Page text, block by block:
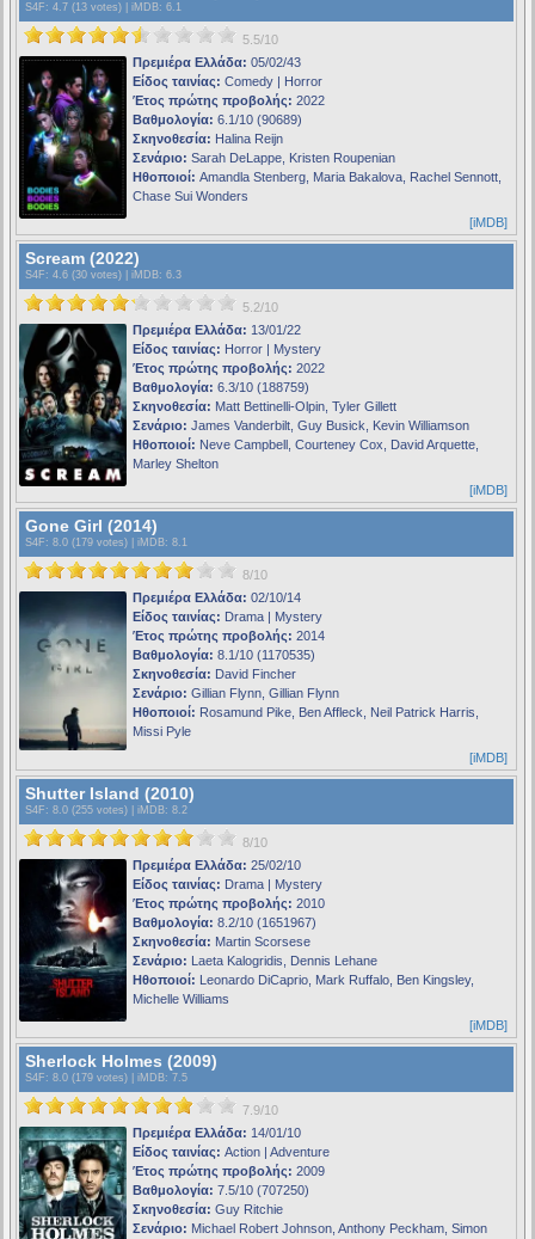
S4F : 4.7 (13 votes) | iMDB: 6.1
5.5/10
Πρεμιέρα Ελλάδα: 05/02/43
Είδος ταινίας: Comedy | Horror
Έτος πρώτης προβολής: 2022
Βαθμολογία: 6.1/10 (90689)
Σκηνοθεσία: Halina Reijn
Σενάριο: Sarah DeLappe, Kristen Roupenian
Ηθοποιοί: Amandla Stenberg, Maria Bakalova, Rachel Sennott,
Chase Sui Wonders
[iMDB]
Scream (2022)
S4F : 4.6 (30 votes) | iMDB: 6.3
5.2/10
Πρεμιέρα Ελλάδα: 13/01/22
Είδος ταινίας: Horror | Mystery
Έτος πρώτης προβολής: 2022
Βαθμολογία: 6.3/10 (188759)
Σκηνοθεσία: Matt Bettinelli-Olpin, Tyler Gillett
Σενάριο: James Vanderbilt, Guy Busick, Kevin Williamson
Ηθοποιοί: Neve Campbell, Courteney Cox, David Arquette,
Marley Shelton
[iMDB]
Gone Girl (2014)
S4F : 8.0 (179 votes) | iMDB: 8.1
8/10
Πρεμιέρα Ελλάδα: 02/10/14
Είδος ταινίας: Drama | Mystery
Έτος πρώτης προβολής: 2014
Βαθμολογία: 8.1/10 (1170535)
Σκηνοθεσία: David Fincher
Σενάριο: Gillian Flynn, Gillian Flynn
Ηθοποιοί: Rosamund Pike, Ben Affleck, Neil Patrick Harris,
Missi Pyle
[iMDB]
Shutter Island (2010)
S4F : 8.0 (255 votes) | iMDB: 8.2
8/10
Πρεμιέρα Ελλάδα: 25/02/10
Είδος ταινίας: Drama | Mystery
Έτος πρώτης προβολής: 2010
Βαθμολογία: 8.2/10 (1651967)
Σκηνοθεσία: Martin Scorsese
Σενάριο: Laeta Kalogridis, Dennis Lehane
Ηθοποιοί: Leonardo DiCaprio, Mark Ruffalo, Ben Kingsley,
Michelle Williams
[iMDB]
Sherlock Holmes (2009)
S4F : 8.0 (179 votes) | iMDB: 7.5
7.9/10
Πρεμιέρα Ελλάδα: 14/01/10
Είδος ταινίας: Action | Adventure
Έτος πρώτης προβολής: 2009
Βαθμολογία: 7.5/10 (707250)
Σκηνοθεσία: Guy Ritchie
Σενάριο: Michael Robert Johnson, Anthony Peckham, Simon